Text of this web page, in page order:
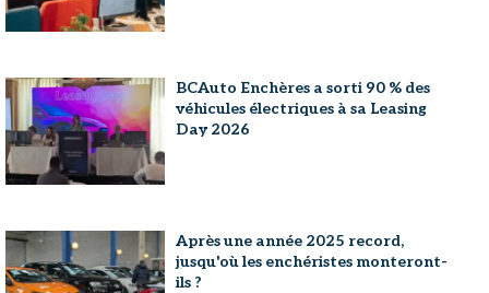
BCAuto Enchères a sorti 90 % des
véhicules électriques à sa Leasing
Day 2026
Après une année 2025 record,
jusqu'où les enchéristes monteront-
ils ?